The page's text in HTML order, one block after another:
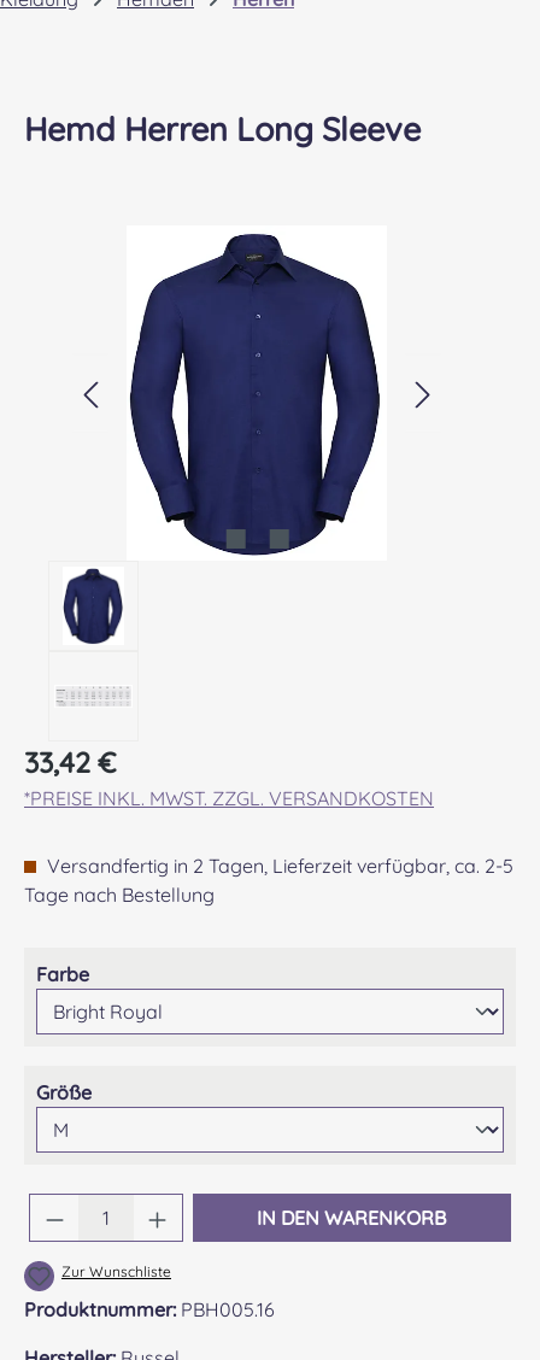
Hemd Herren Long Sleeve
Bildergalerie überspringen
Regulärer Preis:
33,42 €
*PREISE INKL. MWST. ZZGL. VERSANDKOSTEN
Versandfertig in 2 Tagen, Lieferzeit verfügbar, ca. 2-5
Tage nach Bestellung
Farbeauswählen
Größeauswählen
Produkt Anzahl: Gib den gewünschten
IN DEN WARENKORB
Zur Wunschliste
Produktnummer: PBH005.16